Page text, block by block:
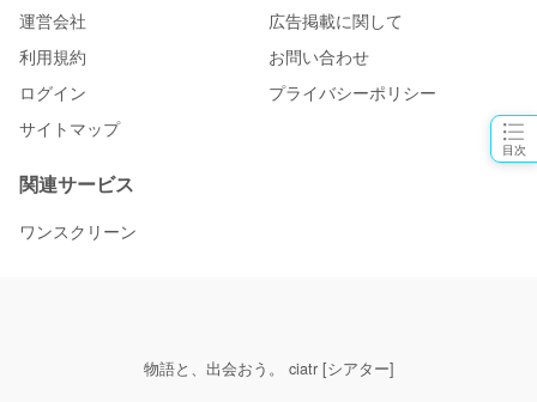
目次
運営会社
広告掲載に関して
利用規約
お問い合わせ
ログイン
プライバシーポリシー
サイトマップ
関連サービス
ワンスクリーン
物語と、出会おう。 ciatr [シアター]